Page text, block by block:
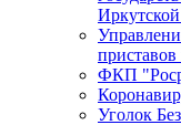
ФКП
Уголок